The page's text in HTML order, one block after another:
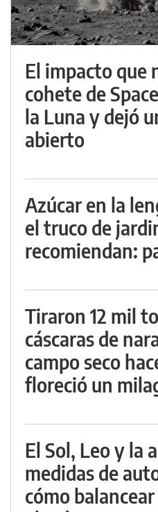
El impacto que
cohete de
la Luna y dejó
abierto
Azúcar en la
el truco de
recomiendan:
Tiraron 12 mil
cáscaras de
campo seco
floreció un
El Sol, Leo y la
medidas de
cómo